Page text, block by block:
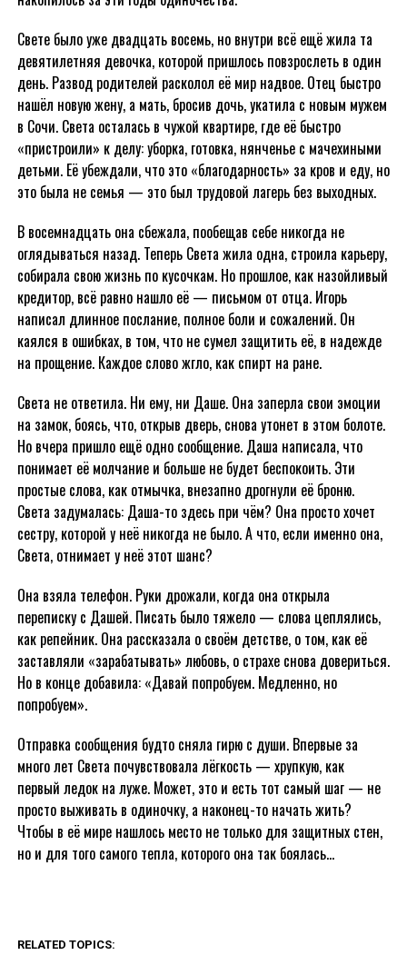
Свете было уже двадцать восемь, но внутри всё ещё жила та
девятилетняя девочка, которой пришлось повзрослеть в один
день. Развод родителей расколол её мир надвое. Отец быстро
нашёл новую жену, а мать, бросив дочь, укатила с новым мужем
в Сочи. Света осталась в чужой квартире, где её быстро
«пристроили» к делу: уборка, готовка, нянченье с мачехиными
детьми. Её убеждали, что это «благодарность» за кров и еду, но
это была не семья — это был трудовой лагерь без выходных.
В восемнадцать она сбежала, пообещав себе никогда не
оглядываться назад. Теперь Света жила одна, строила карьеру,
собирала свою жизнь по кусочкам. Но прошлое, как назойливый
кредитор, всё равно нашло её — письмом от отца. Игорь
написал длинное послание, полное боли и сожалений. Он
каялся в ошибках, в том, что не сумел защитить её, в надежде
на прощение. Каждое слово жгло, как спирт на ране.
Света не ответила. Ни ему, ни Даше. Она заперла свои эмоции
на замок, боясь, что, открыв дверь, снова утонет в этом болоте.
Но вчера пришло ещё одно сообщение. Даша написала, что
понимает её молчание и больше не будет беспокоить. Эти
простые слова, как отмычка, внезапно дрогнули её броню.
Света задумалась: Даша-то здесь при чём? Она просто хочет
сестру, которой у неё никогда не было. А что, если именно она,
Света, отнимает у неё этот шанс?
Она взяла телефон. Руки дрожали, когда она открыла
переписку с Дашей. Писать было тяжело — слова цеплялись,
как репейник. Она рассказала о своём детстве, о том, как её
заставляли «зарабатывать» любовь, о страхе снова довериться.
Но в конце добавила: «Давай попробуем. Медленно, но
попробуем».
Отправка сообщения будто сняла гирю с души. Впервые за
много лет Света почувствовала лёгкость — хрупкую, как
первый ледок на луже. Может, это и есть тот самый шаг — не
просто выживать в одиночку, а наконец-то начать жить?
Чтобы в её мире нашлось место не только для защитных стен,
но и для того самого тепла, которого она так боялась…
RELATED TOPICS: